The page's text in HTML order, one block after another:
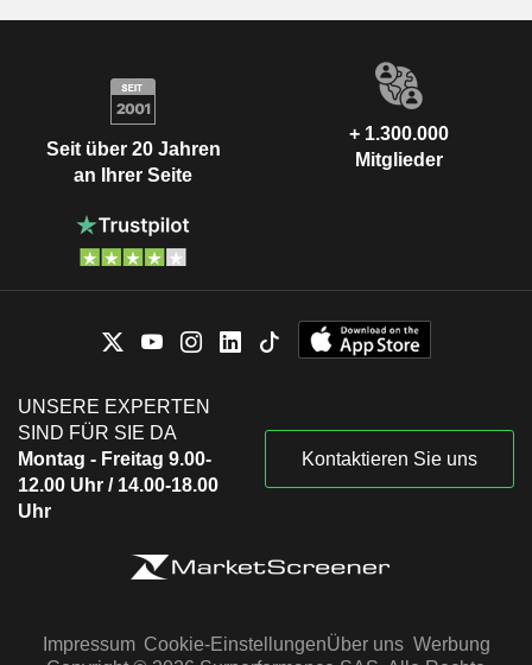
Seit über 20 Jahren
an Ihrer Seite
+ 1.300.000
Mitglieder
UNSERE EXPERTEN
SIND FÜR SIE DA
Montag - Freitag 9.00-
12.00 Uhr / 14.00-18.00
Uhr
Kontaktieren Sie uns
Impressum Cookie-EinstellungenÜber uns Werbung